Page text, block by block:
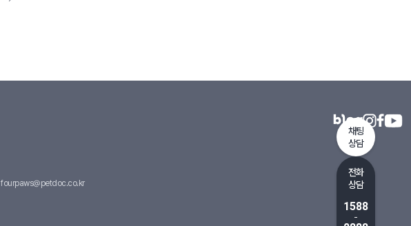
fourpaws@petdoc.co.kr
채팅
상담
전화
상담
1588
-